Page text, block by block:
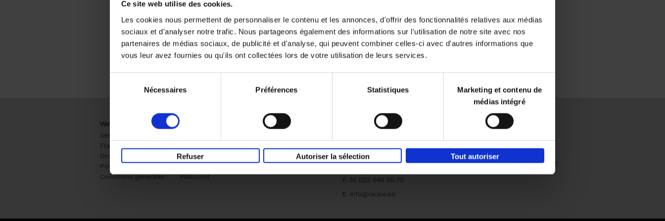
Ce site web utilise des cookies.
Les cookies nous permettent de personnaliser le contenu et les annonces, d'offrir des fonctionnalités relatives aux médias
sociaux et d'analyser notre trafic. Nous partageons également des informations sur l'utilisation de notre site avec nos
partenaires de médias sociaux, de publicité et d'analyse, qui peuvent combiner celles-ci avec d'autres informations que
vous leur avez fournies ou qu'ils ont collectées lors de votre utilisation de leurs services.
Nécessaires Préférences Statistiques
Marketing et contenu de
médias intégré
Refuser Autoriser la sélection Tout autoriser
Webshop
Service clients
Frais de livraison
Droit de retour
Privacy & cookies
Conditions générales
Business
Presse
Manuscrit
Société
Éditions Racine
Avenue du Port, 86C
bte 104A
B-1000 Bruxelles
F. 32 (0)2 646 55 70
E. info@racine.be
Envie de bonnes idées de lecture, de
réductions, d’actions et d’inspiration ?